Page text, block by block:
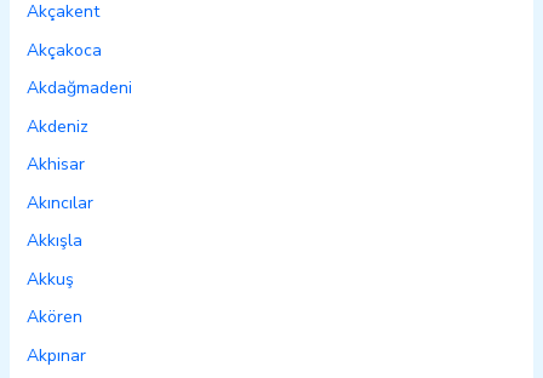
Akçakent
Akçakoca
Akdağmadeni
Akdeniz
Akhisar
Akıncılar
Akkışla
Akkuş
Akören
Akpınar